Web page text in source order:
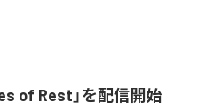
of Rest」を配信開始